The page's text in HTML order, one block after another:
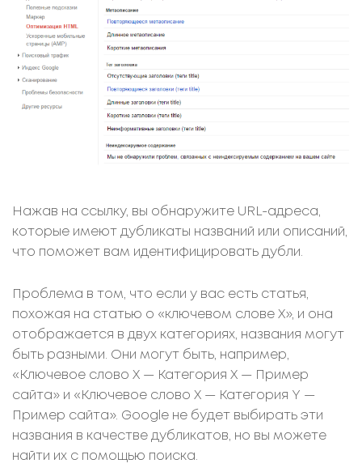
Нажав на ссылку, вы обнаружите URL-адреса,
которые имеют дубликаты названий или описаний,
что поможет вам идентифицировать дубли.
Проблема в том, что если у вас есть статья,
похожая на статью о «ключевом слове X», и она
отображается в двух категориях, названия могут
быть разными. Они могут быть, например,
«Ключевое слово X — Категория X — Пример
сайта» и «Ключевое слово X — Категория Y —
Пример сайта». Google не будет выбирать эти
названия в качестве дубликатов, но вы можете
найти их с помощью поиска.